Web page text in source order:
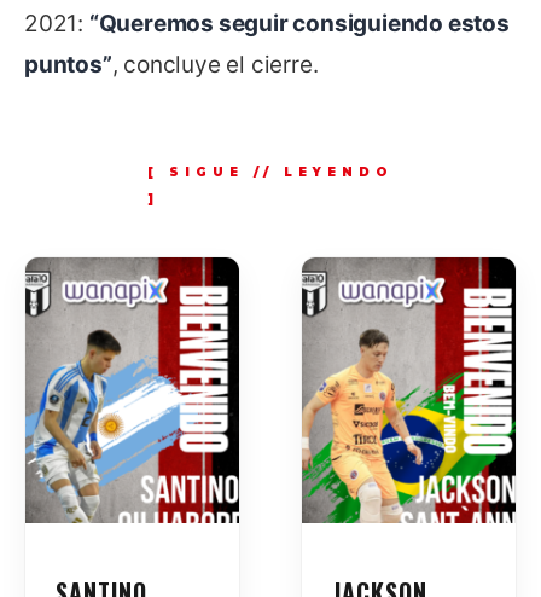
2021: “Queremos seguir consiguiendo estos
puntos”, concluye el cierre.